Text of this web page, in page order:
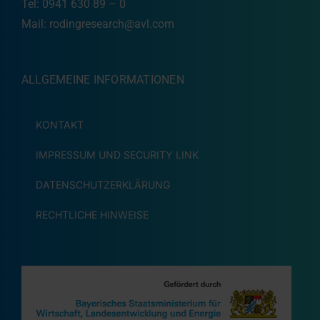
Tel: 0941 630 89 – 0
Mail: rodingresearch@avl.com
ALLGEMEINE INFORMATIONEN
KONTAKT
IMPRESSUM UND SECURITY LINK
DATENSCHUTZERKLÄRUNG
RECHTLICHE HINWEISE